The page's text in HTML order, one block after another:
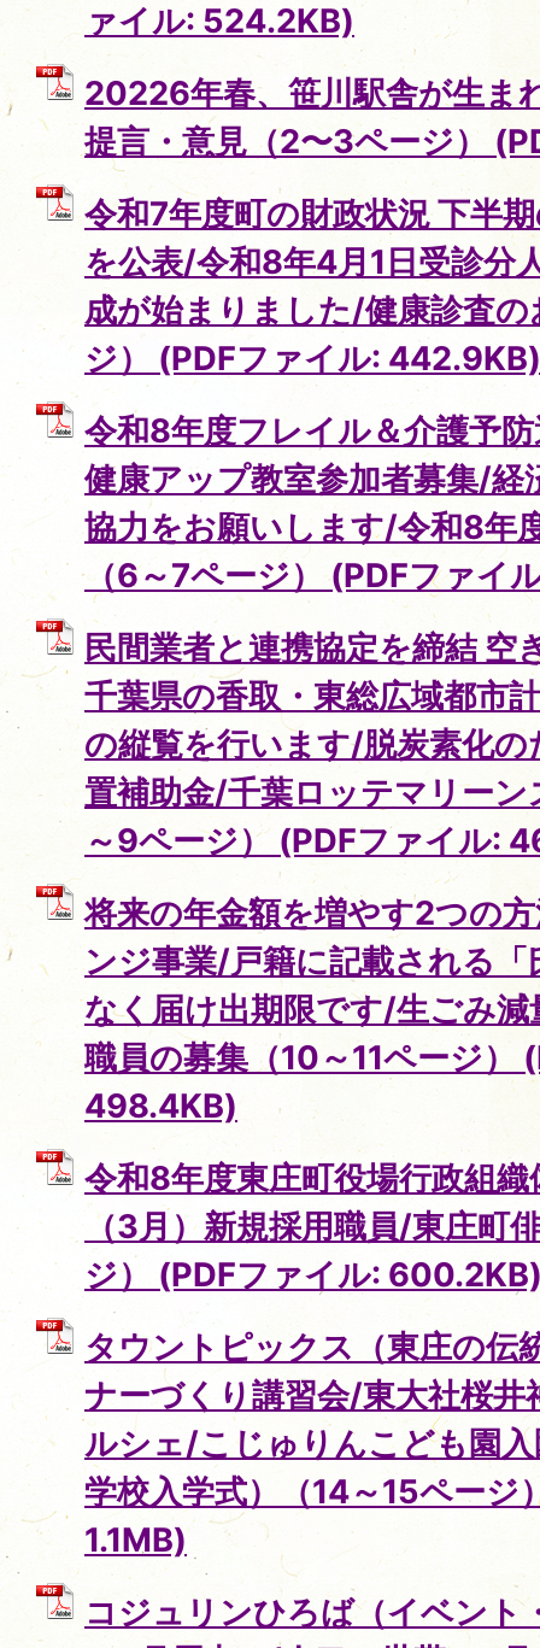
ァイル: 524.2KB)
20226年春、笹川駅舎が生ま
提言・意見（2〜3ページ）
令和7年度町の財政状況 下半
を公表/令和8年4月1日受診分
成が始まりました/健康診査
ジ） (PDFファイル: 442.9KB)
令和8年度フレイル＆介護予
健康アップ教室参加者募集/経
協力をお願いします/令和8年
（6～7ページ） (PDFファイ
民間業者と連携協定を締結 空
千葉県の香取・東総広域都市
の縦覧を行います/脱炭素化
置補助金/千葉ロッテマリー
～9ページ） (PDFファイル:
将来の年金額を増やす2つの
ンジ事業/戸籍に記載される
なく届け出期限です/生ごみ
職員の募集（10～11ページ）
498.4KB)
令和8年度東庄町役場行政組
（3月）新規採用職員/東庄町
ジ） (PDFファイル:
タウントピックス（東庄の伝
ナーづくり講習会/東大社桜
ルシェ/こじゅりんこども園
学校入学式）（14～15ページ
1.1MB)
コジュリンひろば（イベント